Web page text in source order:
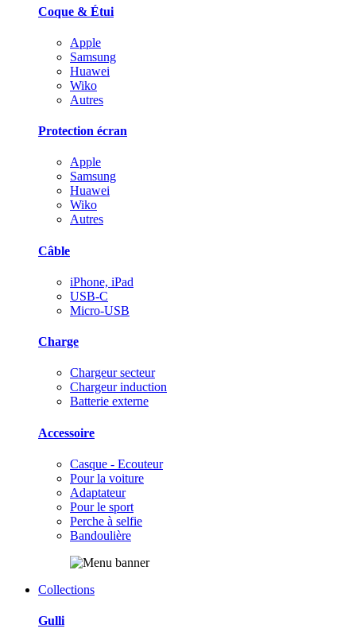
Coque & Étui
Apple
Samsung
Huawei
Wiko
Autres
Protection écran
Apple
Samsung
Huawei
Wiko
Autres
Câble
iPhone, iPad
USB-C
Micro-USB
Charge
Chargeur secteur
Chargeur induction
Batterie externe
Accessoire
Casque - Ecouteur
Pour la voiture
Adaptateur
Pour le sport
Perche à selfie
Bandoulière
Collections
Gulli